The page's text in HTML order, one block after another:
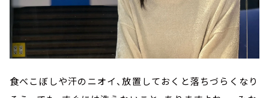
食べこぼしや汗のニオイ、放置しておくと落ちづらくなり